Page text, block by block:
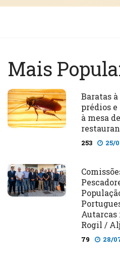
Mais
Baratas
prédios
à mesa
253 25/
Rogil /
79 28/